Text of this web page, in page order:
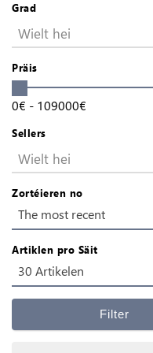
Grad
Wielt hei
Präis
0€ - 109000€
Sellers
Wielt hei
Zortéieren no
The most recent
Artiklen pro Säit
30 Artikelen
Filter